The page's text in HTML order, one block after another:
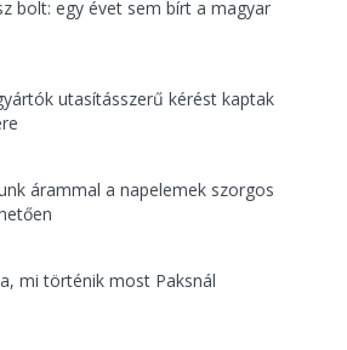
bolt: egy évet sem bírt a magyar
utasításszerű kérést kaptak
árammal a napelemek szorgos
mi történik most Paksnál